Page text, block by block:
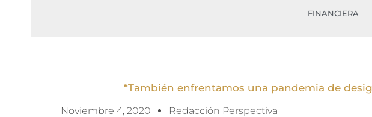
FINANCIERA
“También enfrentamos una pandemia de
Noviembre 4, 2020 Redacción Perspectiva